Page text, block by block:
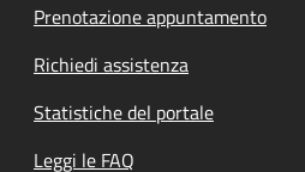
Prenotazione appuntamento
Richiedi assistenza
Statistiche del portale
Leggi le FAQ